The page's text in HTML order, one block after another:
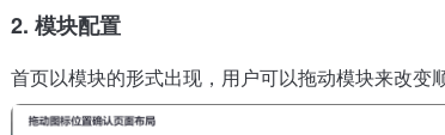
2. 模块配置
首页以模块的形式出现，用户可以拖动模块来改